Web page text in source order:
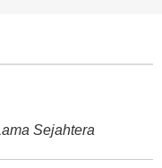
Sejahtera